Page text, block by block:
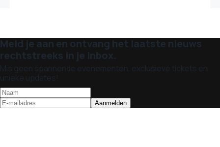
Meld je aan en ontvang het laatste nieuws
rechtstreeks in je inbox.
Mis geen spannende evenementen, exclusieve tickets en
unieke updates!